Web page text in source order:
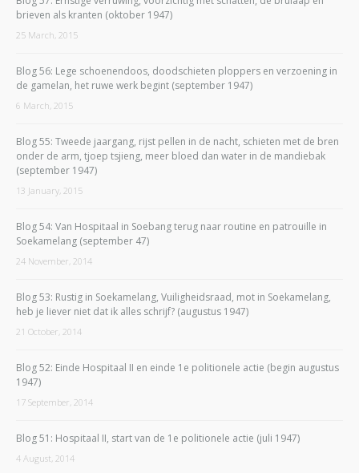
brieven als kranten (oktober 1947)
25 March, 2015
Blog 56: Lege schoenendoos, doodschieten ploppers en verzoening in
de gamelan, het ruwe werk begint (september 1947)
6 March, 2015
Blog 55: Tweede jaargang, rijst pellen in de nacht, schieten met de bren
onder de arm, tjoep tsjieng, meer bloed dan water in de mandiebak
(september 1947)
13 January, 2015
Blog 54: Van Hospitaal in Soebang terug naar routine en patrouille in
Soekamelang (september 47)
24 November, 2014
Blog 53: Rustig in Soekamelang, Vuiligheidsraad, mot in Soekamelang,
heb je liever niet dat ik alles schrijf? (augustus 1947)
21 October, 2014
Blog 52: Einde Hospitaal II en einde 1e politionele actie (begin augustus
1947)
17 September, 2014
Blog 51: Hospitaal II, start van de 1e politionele actie (juli 1947)
4 August, 2014